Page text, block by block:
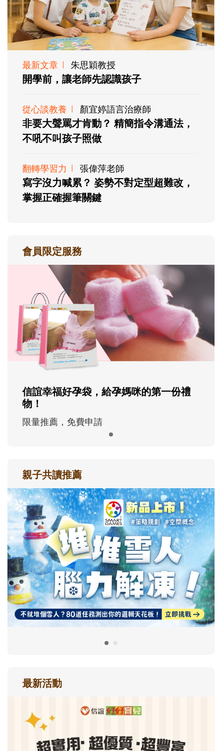
最新文章 朱思穎教授
開學前，讓老師先認識孩子
從心談教養 顏宜婷語言治療師
非要大聲罵才肯動？ 精簡指令溝通法，
不吼不叫孩子照做
翻轉學習力 張偉萍老師
寫字沒力喊累？ 姿勢不對定型超難改，
掌握正確握筆關鍵
會員限定服務
信誼幸福好孕袋，給孕媽咪的第一份禮
物！
限量推薦，免費申請
親子共讀推薦
最新活動